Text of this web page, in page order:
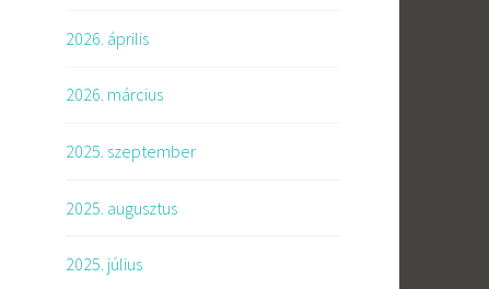
2026. április
2026. március
2025. szeptember
2025. augusztus
2025. július